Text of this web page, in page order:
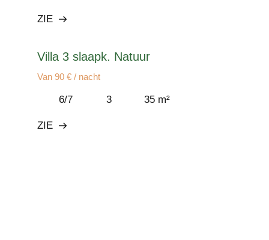
ZIE
Villa 3 slaapk. Natuur
Van 90 € / nacht
6/7 3 35 m²
ZIE